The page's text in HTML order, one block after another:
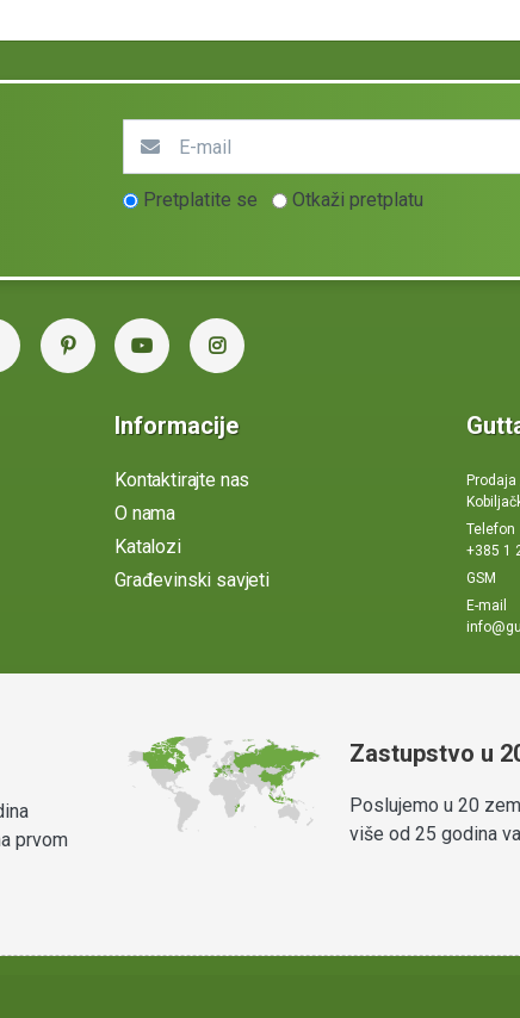
Pretplatite se Otkaži pretplatu
Informacije
Kontaktirajte nas
O nama
Katalozi
Građevinski savjeti
Telefon
+385 1
GSM
E-mail
prvom
Zastupstvo u
Poslujemo u 20
više od 25 godina